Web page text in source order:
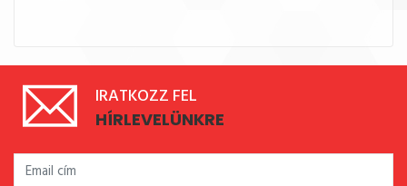
IRATKOZZ FEL
HÍRLEVELÜNKRE